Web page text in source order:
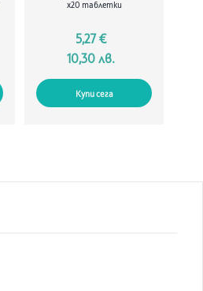
x20 таблетки
5,27 €
10,30 лв.
Купи сега